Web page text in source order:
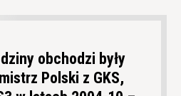
obchodzi były
Polski z GKS,